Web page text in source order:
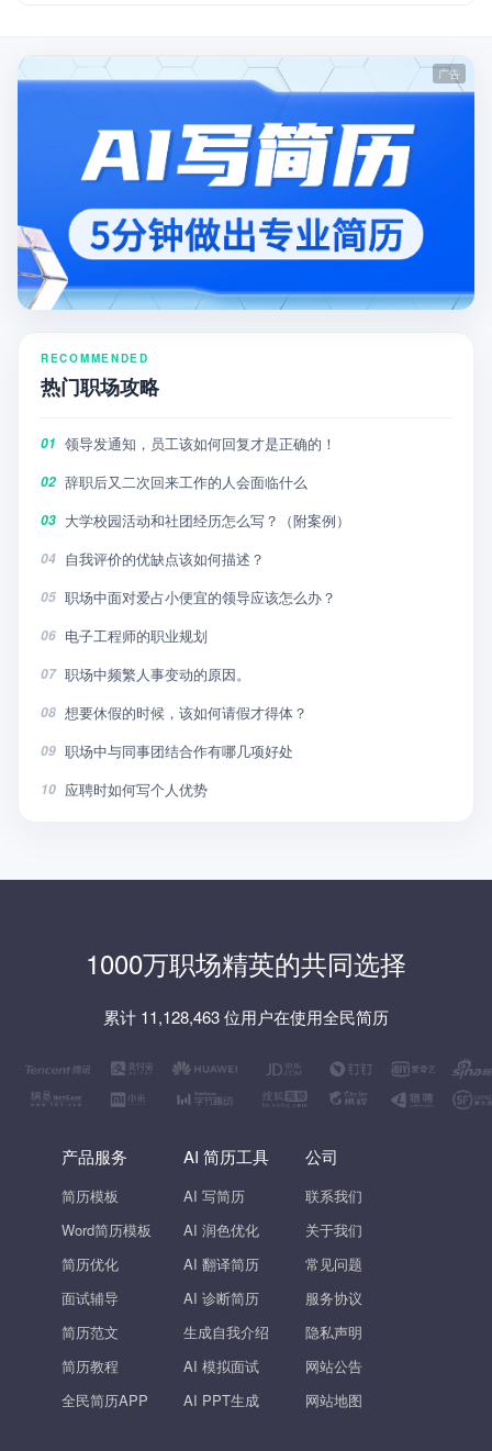
RECOMMENDED
热门职场攻略
01 领导发通知，员工该如何回复才是正确的！
02 辞职后又二次回来工作的人会面临什么
03 大学校园活动和社团经历怎么写？（附案例）
04 自我评价的优缺点该如何描述？
05 职场中面对爱占小便宜的领导应该怎么办？
06 电子工程师的职业规划
07 职场中频繁人事变动的原因。
08 想要休假的时候，该如何请假才得体？
09 职场中与同事团结合作有哪几项好处
10 应聘时如何写个人优势
1000万职场精英的共同选择
累计 11,128,463 位用户在使用全民简历
产品服务
简历模板
Word简历模板
简历优化
面试辅导
简历范文
简历教程
全民简历APP
AI 简历工具
AI 写简历
AI 润色优化
AI 翻译简历
AI 诊断简历
生成自我介绍
AI 模拟面试
AI PPT生成
公司
联系我们
关于我们
常见问题
服务协议
隐私声明
网站公告
网站地图